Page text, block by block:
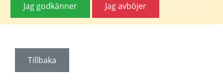
Jag godkänner Jag avböjer
Tillbaka